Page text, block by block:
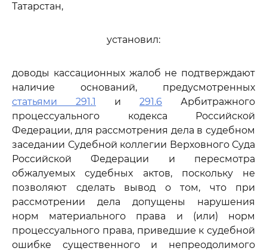
Татарстан,
установил:
доводы кассационных жалоб не подтверждают
наличие оснований, предусмотренных
статьями 291.1
и 291.6 Арбитражного
процессуального кодекса Российской
Федерации, для рассмотрения дела в судебном
заседании Судебной коллегии Верховного Суда
Российской Федерации и пересмотра
обжалуемых судебных актов, поскольку не
позволяют сделать вывод о том, что при
рассмотрении дела допущены нарушения
норм материального права и (или) норм
процессуального права, приведшие к судебной
ошибке существенного и непреодолимого